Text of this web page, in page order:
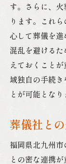
す。さらに、
ります。これ
心して葬儀を
混乱を避ける
えておくこと
域独自の手続
とが可能となり
葬儀社と
福岡県北九州
との密な連携